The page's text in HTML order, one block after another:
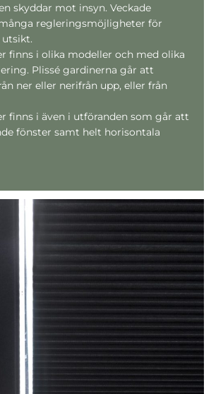
skyddar mot insyn. Veckade
regleringsmöjligheter för
utsikt.
finns i olika modeller och med olika
Plissé gardinerna går att
ner eller nerifrån upp, eller från
finns i även i utföranden som går att
fönster samt helt horisontala